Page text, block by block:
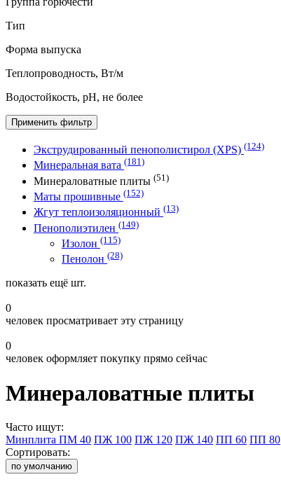
Тип
Форма выпуска
Теплопроводность, Вт/м
Водостойкость, рН, не более
Применить фильтр
Экструдированный пенополистирол (XPS) (124)
Минеральная вата (181)
Минераловатные плиты (51)
Маты прошивные (152)
Жгут теплоизоляционный (13)
Пенополиэтилен (149)
Изолон (115)
Пенолон (28)
показать ещё шт.
0
человек просматривает эту страницу
0
человек оформляет покупку прямо сейчас
Минераловатные плиты
Часто ищут:
Минплита ПМ 40 ПЖ 100 ПЖ 120 ПЖ 140 ПП 60 ПП 80
Сортировать:
по умолчанию